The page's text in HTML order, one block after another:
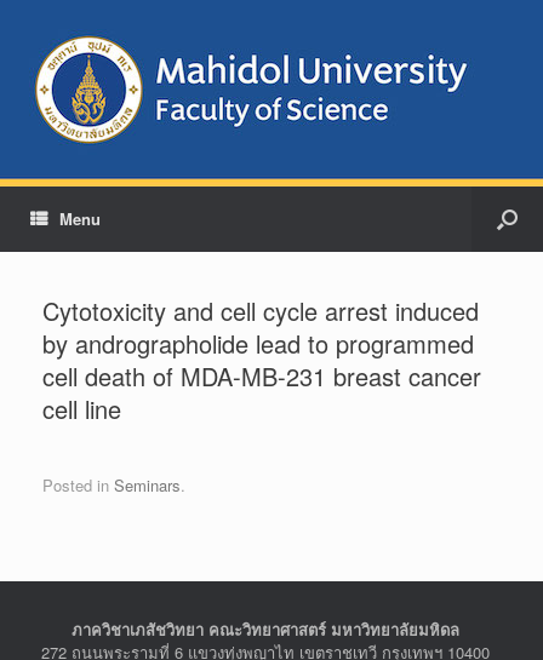
Menu
Cytotoxicity and cell cycle arrest induced
by andrographolide lead to programmed
cell death of MDA-MB-231 breast cancer
cell line
Posted in Seminars.
ภาควิชาเภสัชวิทยา คณะวิทยาศาสตร์ มหาวิทยาลัยมหิดล
272 ถนนพระรามที่ 6 แขวงทุ่งพญาไท เขตราชเทวี กรุงเทพฯ 10400